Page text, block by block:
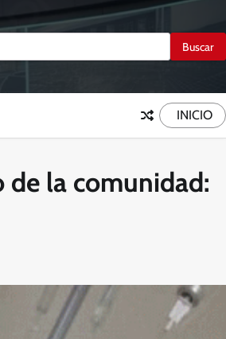
INICIO
de la comunidad: